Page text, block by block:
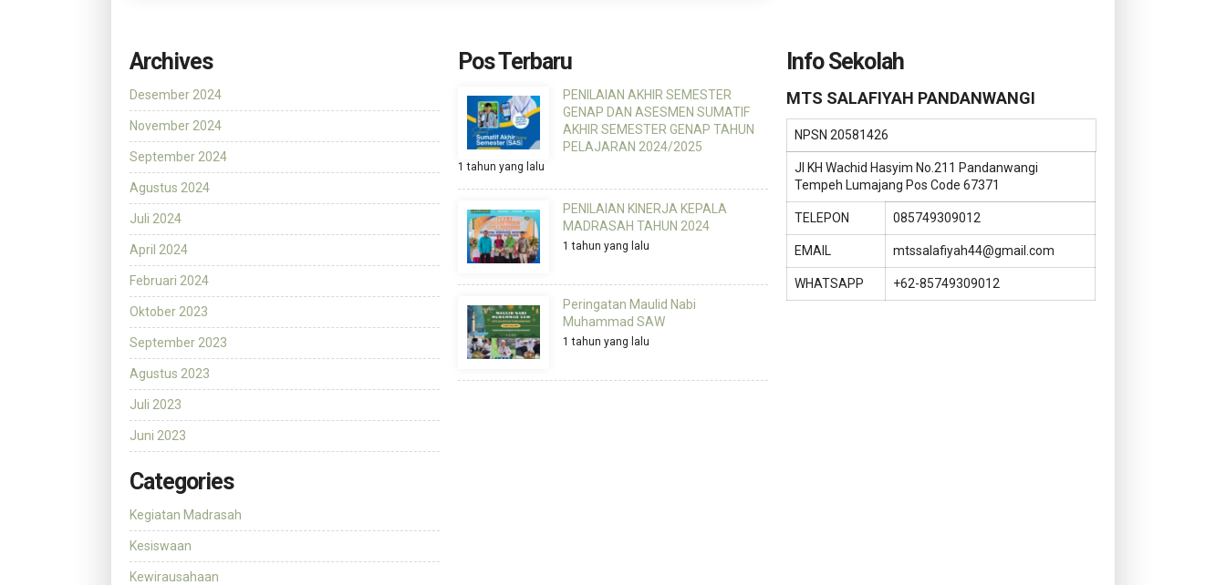
Archives
Desember 2024
November 2024
September 2024
Agustus 2024
Juli 2024
April 2024
Februari 2024
Oktober 2023
September 2023
Agustus 2023
Juli 2023
Juni 2023
Categories
Kegiatan Madrasah
Kesiswaan
Kewirausahaan
Pos Terbaru
PENILAIAN AKHIR SEMESTER
GENAP DAN ASESMEN SUMATIF
AKHIR SEMESTER GENAP TAHUN
PELAJARAN 2024/2025
1 tahun yang lalu
PENILAIAN KINERJA KEPALA
MADRASAH TAHUN 2024
1 tahun yang lalu
Peringatan Maulid Nabi
Muhammad SAW
1 tahun yang lalu
Info Sekolah
MTS SALAFIYAH PANDANWANGI
NPSN 20581426
Jl KH Wachid Hasyim No.211 Pandanwangi
Tempeh Lumajang Pos Code 67371
TELEPON 085749309012
EMAIL mtssalafiyah44@gmail.com
WHATSAPP +62-85749309012